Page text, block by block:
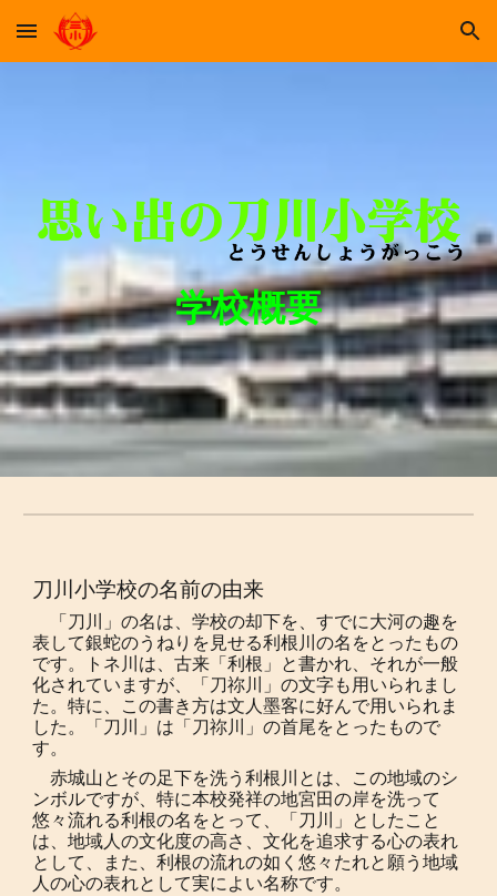
Skip to main content Skip to navigation
学校概要
刀川小学校の名前の由来
「刀川」の名は、学校の却下を、すでに大河の趣を
表して銀蛇のうねりを見せる利根川の名をとったもの
です。トネ川は、古来「利根」と書かれ、それが一般
化されていますが、「刀祢川」の文字も用いられまし
た。特に、この書き方は文人墨客に好んで用いられま
した。「刀川」は「刀祢川」の首尾をとったもので
す。
赤城山とその足下を洗う利根川とは、この地域のシ
ンボルですが、特に本校発祥の地宮田の岸を洗って
悠々流れる利根の名をとって、「刀川」としたこと
は、地域人の文化度の高さ、文化を追求する心の表れ
として、また、利根の流れの如く悠々たれと願う地域
人の心の表れとして実によい名称です。